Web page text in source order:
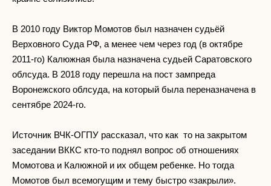
В 2010 году Виктор Момотов был назначен судьёй
Верховного Суда РФ, а менее чем через год (в октябре
2011-го) Калюжная была назначена судьей Саратовского
облсуда. В 2018 году перешла на пост зампреда
Воронежского облсуда, на который была переназначена в
сентябре 2024-го.
Источник ВЧК-ОГПУ рассказал, что как то на закрытом
заседании ВККС кто-то поднял вопрос об отношениях
Момотова и Калюжной и их общем ребенке. Но тогда
Момотов был всемогущим и тему быстро «закрыли».